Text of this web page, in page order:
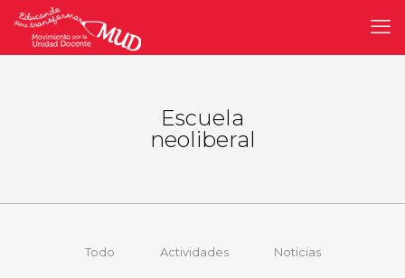
Escuela
neoliberal
Todo Actividades Noticias